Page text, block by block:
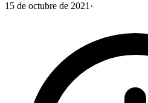
15 de octubre de 2021 ·